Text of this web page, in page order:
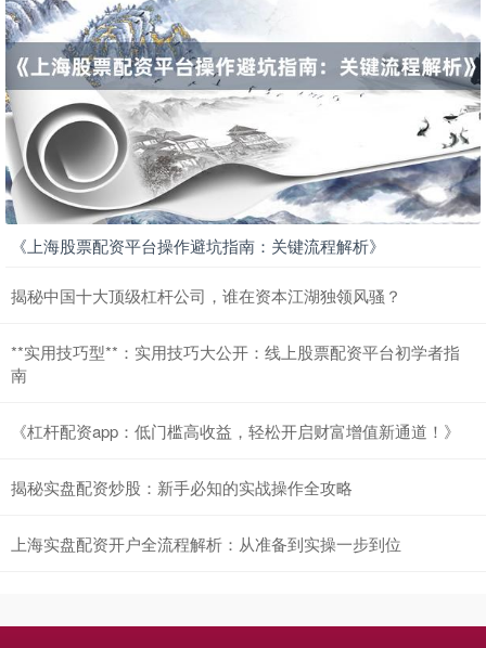
创业板指 3563.12 +47.56 +1.35%
国债指数 229.69 +0.10 +0.04%
《上海股票配资平台操作避坑指南：关键流程解析》
揭秘中国十大顶级杠杆公司，谁在资本江湖独领风骚？
**实用技巧型**：实用技巧大公开：线上股票配资平台初学者指
南
《杠杆配资app：低门槛高收益，轻松开启财富增值新通道！》
揭秘实盘配资炒股：新手必知的实战操作全攻略
上海实盘配资开户全流程解析：从准备到实操一步到位